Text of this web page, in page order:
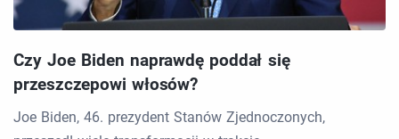
Czy Joe Biden naprawdę poddał się
przeszczepowi włosów?
Joe Biden, 46. prezydent Stanów Zjednoczonych,